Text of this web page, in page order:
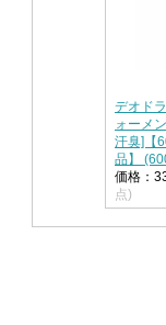
デオド
ォーメ
汗臭]【
品】
価格：
点)